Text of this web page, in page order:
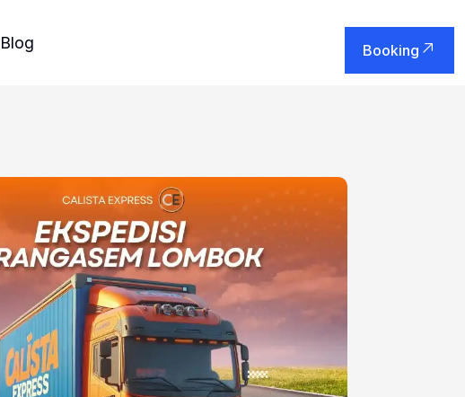
Blog Booking